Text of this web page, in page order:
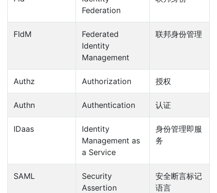
Federation
FIdM
Federated
Identity
Management
联邦身份管理
Authz Authorization 授权
Authn Authentication 认证
IDaas
Identity
Management as
a Service
身份管理即服
务
SAML
Security
Assertion
安全断言标记
语言